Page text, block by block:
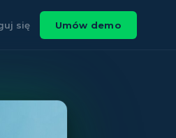
się Umów demo